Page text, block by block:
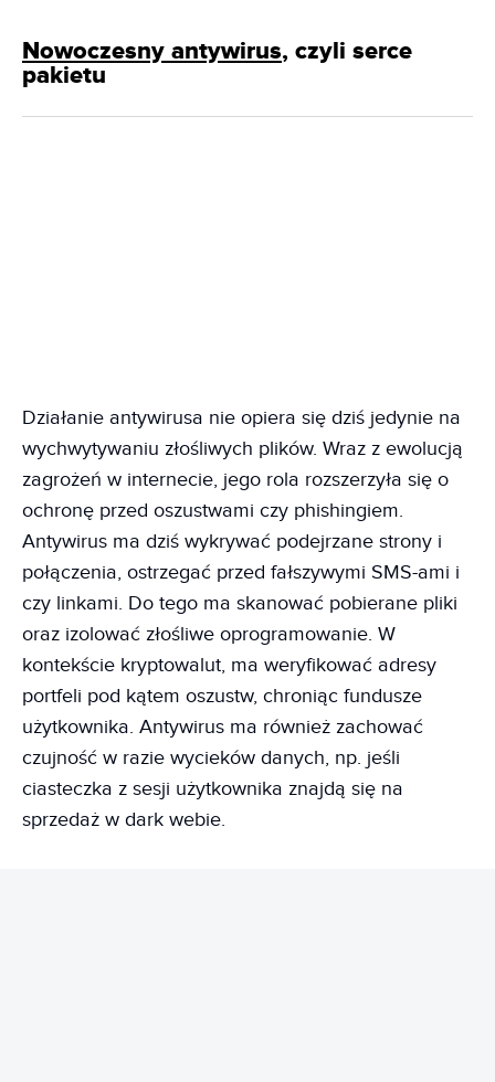
Nowoczesny antywirus, czyli serce
pakietu
Działanie antywirusa nie opiera się dziś jedynie na
wychwytywaniu złośliwych plików. Wraz z ewolucją
zagrożeń w internecie, jego rola rozszerzyła się o
ochronę przed oszustwami czy phishingiem.
Antywirus ma dziś wykrywać podejrzane strony i
połączenia, ostrzegać przed fałszywymi SMS-ami i
czy linkami. Do tego ma skanować pobierane pliki
oraz izolować złośliwe oprogramowanie. W
kontekście kryptowalut, ma weryfikować adresy
portfeli pod kątem oszustw, chroniąc fundusze
użytkownika. Antywirus ma również zachować
czujność w razie wycieków danych, np. jeśli
ciasteczka z sesji użytkownika znajdą się na
sprzedaż w dark webie.